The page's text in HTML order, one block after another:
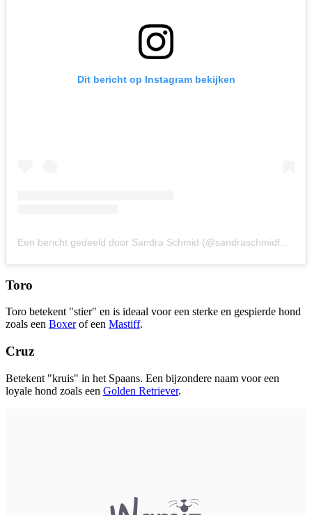
Dit bericht op Instagram bekijken
Toro
Toro betekent "stier" en is ideaal voor een sterke en gespierde hond
zoals een Boxerof een Mastiff.
Cruz
Betekent "kruis" in het Spaans. Een bijzondere naam voor een
loyale hond zoals een Golden Retriever.